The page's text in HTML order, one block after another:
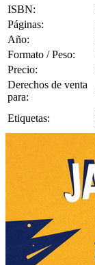
ISBN:
Páginas:
Año:
Formato / Peso:
Precio:
Derechos de venta
para:
Etiquetas: